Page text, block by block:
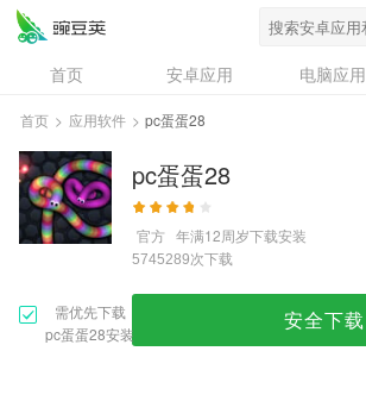
首页 安卓应用 电脑应用
资讯
专题
问答
首页 > 应用软件 > pc蛋蛋28
pc蛋蛋28
官方 年满12周岁下载安装
5745289次下载
需优先下载
pc蛋蛋28安装
安全下载